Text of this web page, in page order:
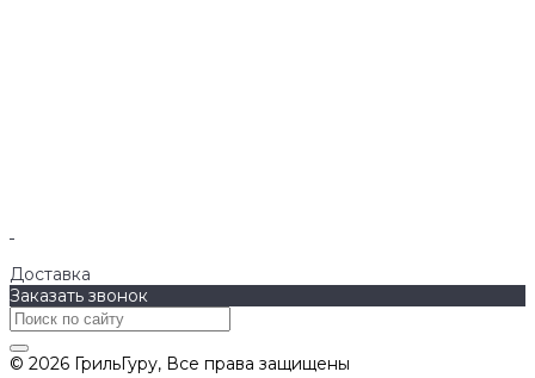
Доставка
Заказать звонок
© 2026 ГрильГуру, Все права защищены